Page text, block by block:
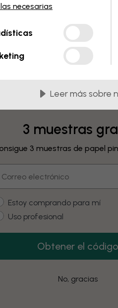
Preguntas frecuentes
dimensiones de lienzo están
crear un lienzo a partir de
3 muestras
3 muestras de papel
type
Estoy comprando para mí
Uso profesional
Obtener el código
No, gracias
necesarias
Leer más sobre